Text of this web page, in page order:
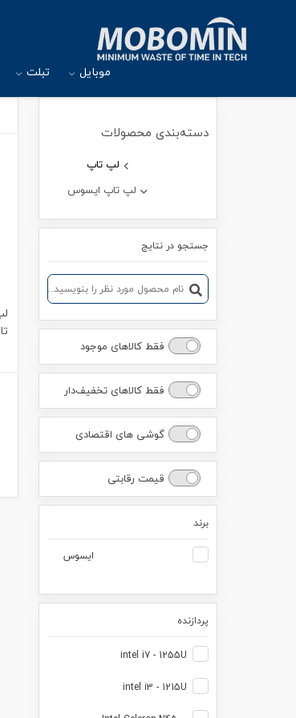
موبایل تبلت
دسته‌بندی محصولات
لپ تاپ
لپ تاپ ایسوس
جستجو در نتایج
فقط کالاهای موجود
فقط کالاهای تخفیف‌دار
گوشی های اقتصادی
قیمت رقابتی
برند
ایسوس
پردازنده
intel i7 - 1255U
intel i3 - 1215U